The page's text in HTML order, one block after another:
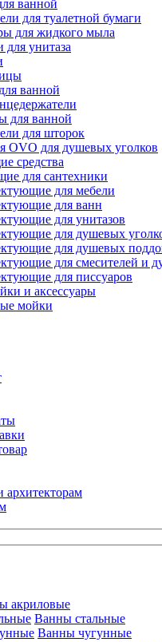
ванной
для туалетной бумаги
для жидкого мыла
унитаза
ванной
для ванной
для шторок
OVO для душевых уголков
средства
для сантехники
для мебели
для ванн
для унитазов
для душевых
для душевых
для смесителей и
для писсуаров
и аксессуары
мойки
архитекторам
акриловые
Ванны стальные
Ванны чугунные